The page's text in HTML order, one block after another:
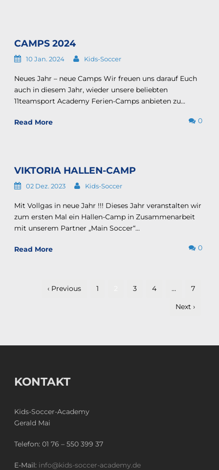
CAMPS 2024
10 Jan. 2024 Kids-Soccer
Neues Jahr – neue Camps Wir freuen uns darauf Euch
auch in diesem Jahr, wieder unsere beliebten
11teamsport Academy Ferien-Camps anbieten zu...
Read More 0
VIKTORIA HALLEN-CAMP
02 Dez. 2023 Kids-Soccer
Mit Vollgas in neue Jahr !!! Dieses Jahr veranstalten wir
zum ersten Mal ein Hallen-Camp in Zusammenarbeit
mit unserem Partner „Main Soccer“...
Read More 0
‹ Previous 1 3 4 … 7
Next ›
KONTAKT
Kids-Soccer-Academy
Gerald Mai
Telefon: 01 76 – 550 399 37
E-Mail: info@kids-soccer-academy.de